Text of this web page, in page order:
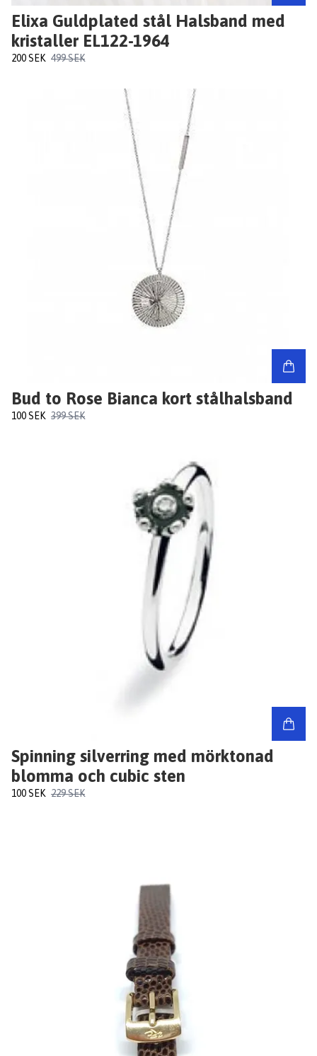
Elixa Guldplated stål Halsband med
kristaller EL122-1964
200 SEK 499 SEK
Bud to Rose Bianca kort stålhalsband
100 SEK 399 SEK
Spinning silverring med mörktonad
blomma och cubic sten
100 SEK 229 SEK